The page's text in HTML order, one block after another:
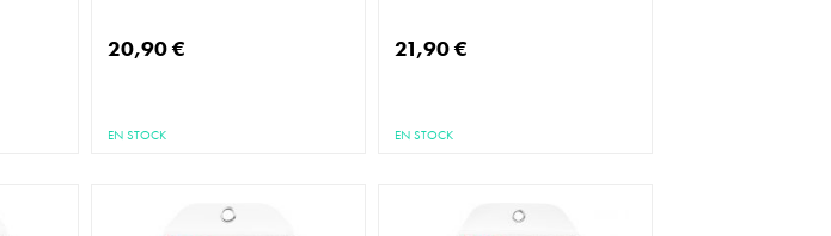
20,90 €
EN STOCK
21,90 €
EN STOCK